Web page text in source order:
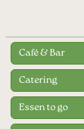
Café & Bar
Catering
Essen to go